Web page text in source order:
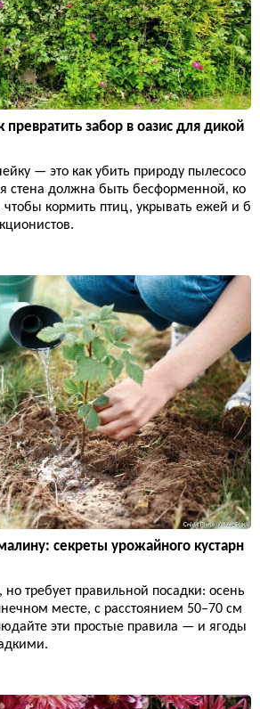
превратить забор в оазис для дикой
— это как убить природу пылесосо
стена должна быть бесформенной, ко
кормить птиц, укрывать ежей и б
секреты урожайного кустарн
требует правильной посадки: осень
месте, с расстоянием 50–70 см
эти простые правила — и ягоды